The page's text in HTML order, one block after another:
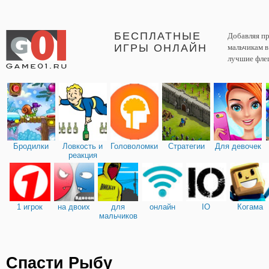
БЕСПЛАТНЫЕ
ИГРЫ ОНЛАЙН
Добавляя
мальчикам
лучшие
Бродилки
Ловкость и
реакция
Головоломки Стратегии Для девочек
1 игрок на двоих
для
мальчиков
онлайн IO Когама
Спасти Рыбу